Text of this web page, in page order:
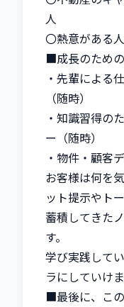
人
〇熱意がある人
■成長のため
・先輩による
（随時）
・知識習得の
ー（随時）
・物件・顧客
お客様は何を
ット提示やト
蓄積してきた
す。
学び実践して
ラにしていけま
■最後に、こ